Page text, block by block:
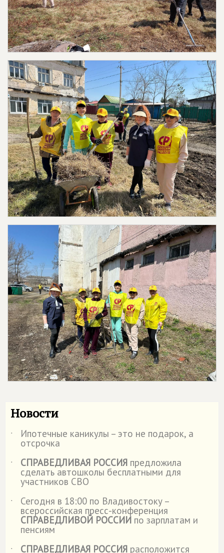
Новости
˙ Ипотечные каникулы – это не подарок, а
отсрочка
˙
СПРАВЕДЛИВАЯ РОССИЯ предложила
сделать автошколы бесплатными для
участников СВО
˙
Сегодня в 18:00 по Владивостоку –
всероссийская пресс-конференция
СПРАВЕДЛИВОЙ РОССИИ по зарплатам и
пенсиям
СПРАВЕДЛИВАЯ РОССИЯ расположится